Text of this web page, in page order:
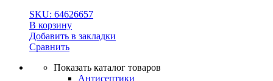
SKU: 64626657
В корзину
Добавить в закладки
Сравнить
Показать каталог товаров
Антисептики